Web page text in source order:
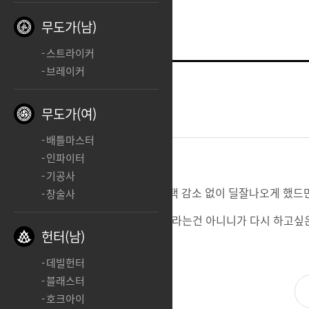
2025.05.26 17:59
버스트 제발 개선좀 이번에 사시 스택 감소 없이 딜잘나오게 했드
우리도 개선좀해서 엄청난 1티어 바라는건 아니니가 다시 하고
무도가(남)
스트라이커
브레이커
무도가(여)
배틀마스터
인파이터
기공사
창술사
헌터(남)
데빌헌터
블래스터
호크아이